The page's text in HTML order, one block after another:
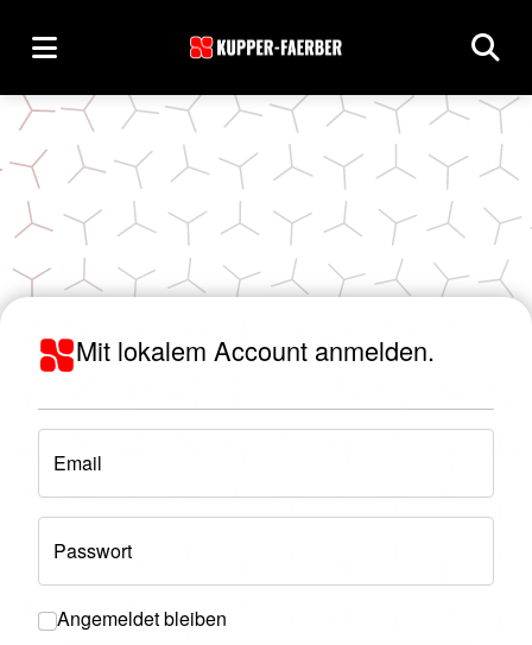
Mit lokalem Account anmelden.
Email
Passwort
Angemeldet bleiben